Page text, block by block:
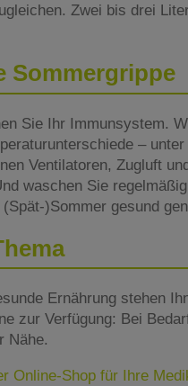
Zwei bis drei
Sommergrippe
Sie Ihr Immunsystem.
–
Ventilatoren, Zugluft
waschen Sie
)Sommer gesund
Ernährung stehen
zur Verfügung: Bei
Nähe.
Online-Shop für Ihre